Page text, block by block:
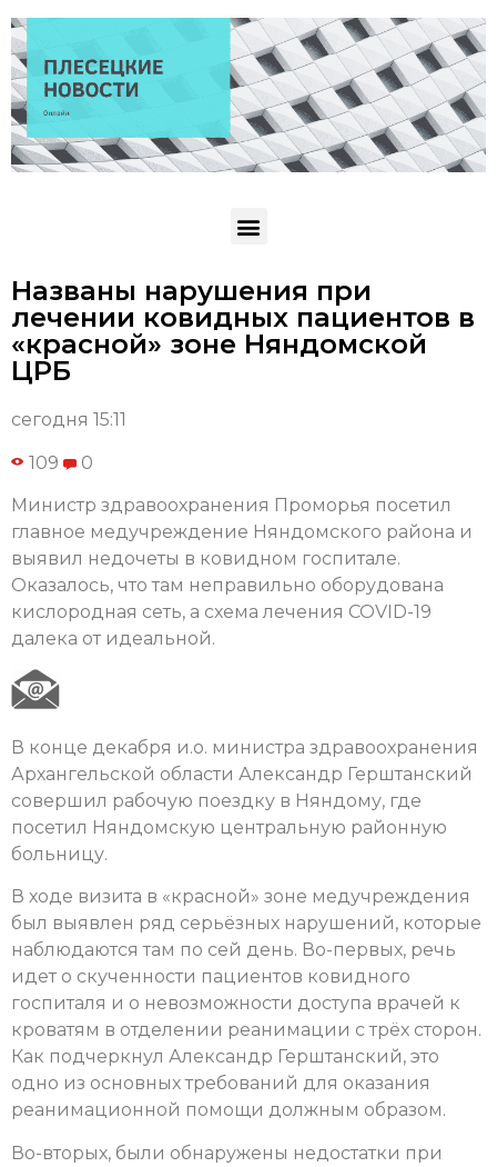
Названы нарушения при
лечении ковидных пациентов в
«красной» зоне Няндомской
ЦРБ
сегодня 15:11
109 0
Министр здравоохранения Проморья посетил
главное медучреждение Няндомского района и
выявил недочеты в ковидном госпитале.
Оказалось, что там неправильно оборудована
кислородная сеть, а схема лечения COVID-19
далека от идеальной.
В конце декабря и.о. министра здравоохранения
Архангельской области Александр Герштанский
совершил рабочую поездку в Няндому, где
посетил Няндомскую центральную районную
больницу.
В ходе визита в «красной» зоне медучреждения
был выявлен ряд серьёзных нарушений, которые
наблюдаются там по сей день. Во-первых, речь
идет о скученности пациентов ковидного
госпиталя и о невозможности доступа врачей к
кроватям в отделении реанимации с трёх сторон.
Как подчеркнул Александр Герштанский, это
одно из основных требований для оказания
реанимационной помощи должным образом.
Во-вторых, были обнаружены недостатки при